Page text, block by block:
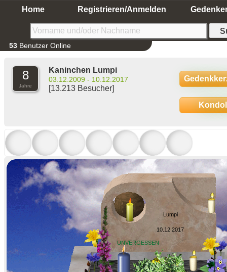
Home Registrieren/Anmelden
53 Benutzer Online
8
Jahre
Kaninchen Lumpi
03.12.2009 - 10.12.2017
[13.213 Besucher]
Lumpi
10.12.2017
UNVERGESSEN